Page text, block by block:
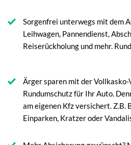
Sorgenfrei unterwegs mit dem
Leihwagen, Pannendienst,
Reiserückholung und mehr.
Ärger sparen mit der Vollkasko-
Rundumschutz für Ihr Auto.
am eigenen Kfz versichert. Z.B.
Einparken, Kratzer oder